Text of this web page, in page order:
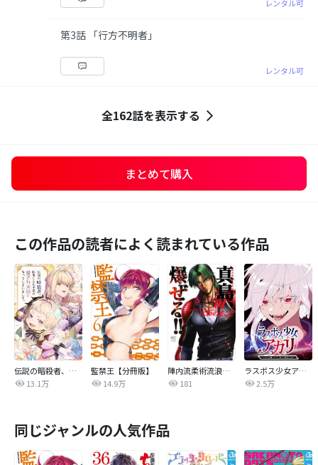
レンタル可
第3話 「行方不明者」
レンタル可
全162話を表示する
まとめて購入
この作品の読者によく読まれている作品
伝説の暗殺者、転生したら王家の愛され末娘になってしまいまして。【タテヨミ】
13.1万
監禁王【分冊版】
14.9万
陣内流柔術流浪伝 真島、爆ぜる！！
181
ラスボス少女アカリ～ワタシより強いやつに会いに現代に行く～【タテヨミ】
2.5万
同じジャンルの人気作品